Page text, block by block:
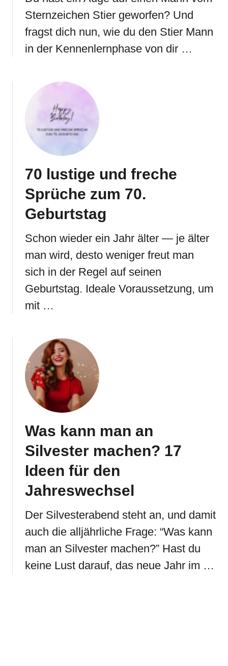
Sternzeichen Stier geworfen? Und
fragst dich nun, wie du den Stier Mann
in der Kennenlernphase von dir …
70 lustige und freche
Sprüche zum 70.
Geburtstag
Schon wieder ein Jahr älter — je älter
man wird, desto weniger freut man
sich in der Regel auf seinen
Geburtstag. Ideale Voraussetzung, um
mit …
Was kann man an
Silvester machen? 17
Ideen für den
Jahreswechsel
Der Silvesterabend steht an, und damit
auch die alljährliche Frage: “Was kann
man an Silvester machen?” Hast du
keine Lust darauf, das neue Jahr im …